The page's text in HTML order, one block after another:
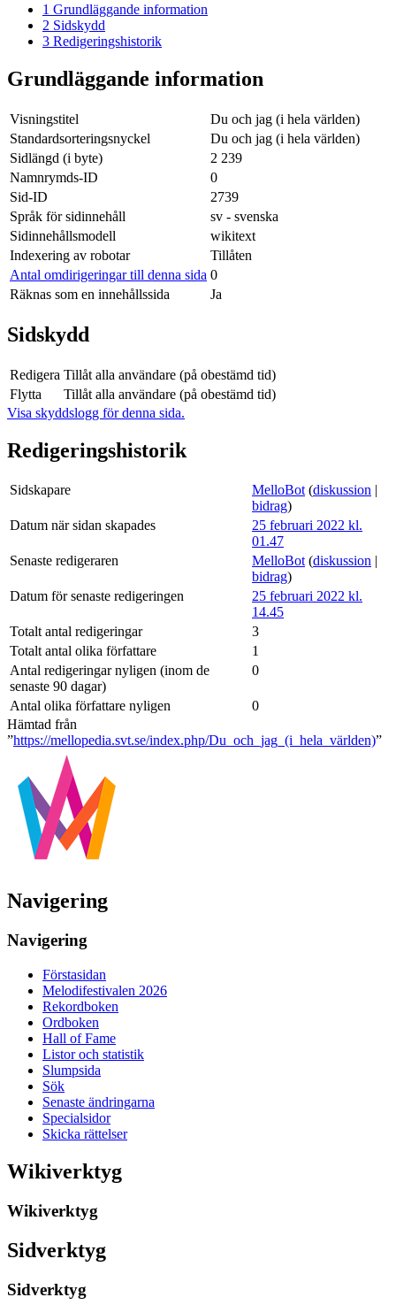
1 Grundläggande information
2 Sidskydd
3 Redigeringshistorik
Grundläggande information
Visningstitel
Du och jag (i hela världen)
Standardsorteringsnyckel
Du och jag (i hela världen)
Sidlängd (i byte)
2 239
Namnrymds-ID
0
Sid-ID
2739
Språk för sidinnehåll
sv - svenska
Sidinnehållsmodell
wikitext
Indexering av robotar
Tillåten
Antal omdirigeringar till denna sida 0
Räknas som en innehållssida
Ja
Sidskydd
Redigera Tillåt alla användare (på obestämd tid)
Flytta
Tillåt alla användare (på obestämd tid)
Visa skyddslogg för denna sida.
Redigeringshistorik
Sidskapare MelloBot (diskussion |
bidrag)
Datum när sidan skapades
25 februari 2022 kl.
01.47
Senaste redigeraren
MelloBot (diskussion |
bidrag)
Datum för senaste redigeringen
25 februari 2022 kl.
14.45
Totalt antal redigeringar
3
Totalt antal olika författare
1
Antal redigeringar nyligen (inom de
senaste 90 dagar)
0
Antal olika författare nyligen
0
Hämtad från
”https://mellopedia.svt.se/index.php/Du_och_jag_(i_hela_världen)”
Navigering
Navigering
Förstasidan
Melodifestivalen 2026
Rekordboken
Ordboken
Hall of Fame
Listor och statistik
Slumpsida
Sök
Senaste ändringarna
Specialsidor
Skicka rättelser
Wikiverktyg
Wikiverktyg
Sidverktyg
Sidverktyg